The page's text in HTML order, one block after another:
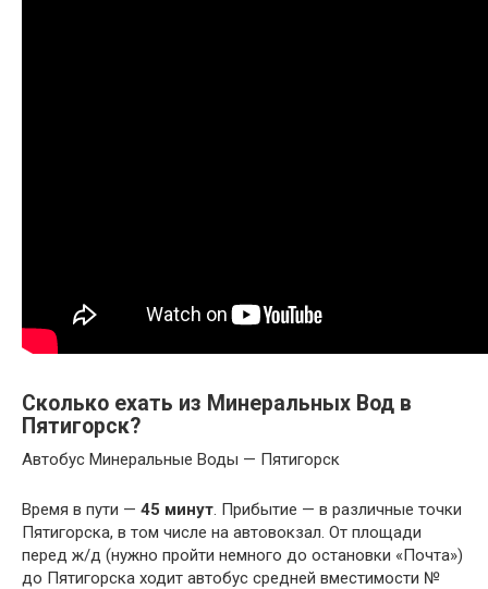
Сколько ехать из Минеральных Вод в
Пятигорск?
Автобус Минеральные Воды — Пятигорск
Время в пути — 45 минут . Прибытие — в различные точки
Пятигорска, в том числе на автовокзал. От площади
перед ж/д (нужно пройти немного до остановки «Почта»)
до Пятигорска ходит автобус средней вместимости №